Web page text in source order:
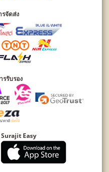
จัดส่ง
รรับรอง
Easy